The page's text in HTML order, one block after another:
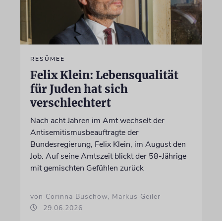
RESÜMEE
Felix Klein: Lebensqualität
für Juden hat sich
verschlechtert
Nach acht Jahren im Amt wechselt der
Antisemitismusbeauftragte der
Bundesregierung, Felix Klein, im August den
Job. Auf seine Amtszeit blickt der 58-Jährige
mit gemischten Gefühlen zurück
von Corinna Buschow, Markus Geiler
29.06.2026